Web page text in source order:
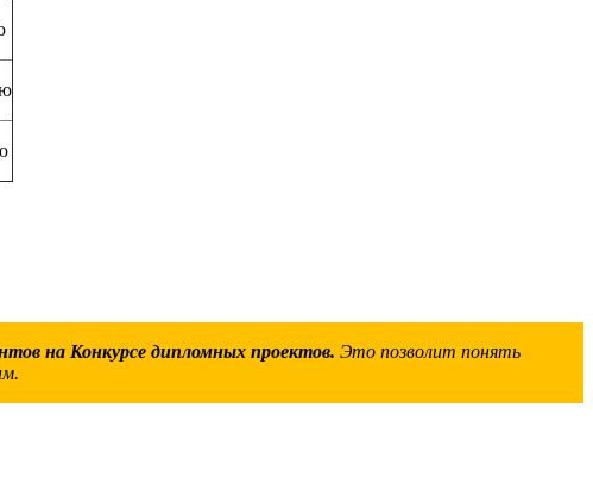
на Конкурсе дипломных проектов. Это позволит понять